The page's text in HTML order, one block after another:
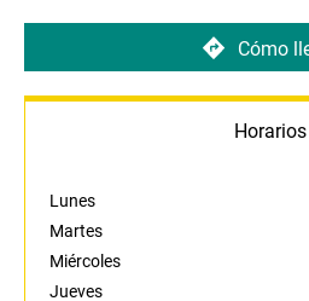
Cómo
Horarios
Lunes
Martes
Miércoles
Jueves